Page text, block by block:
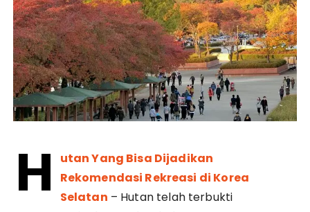
H
utan Yang Bisa Dijadikan
Rekomendasi Rekreasi di Korea
Selatan – Hutan telah terbukti